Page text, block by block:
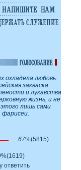
охладела любовь.
закваска
и лукавства
жизнь, и не
лишь сами
фарисеи.
67%(5815)
%(1619)
ответить